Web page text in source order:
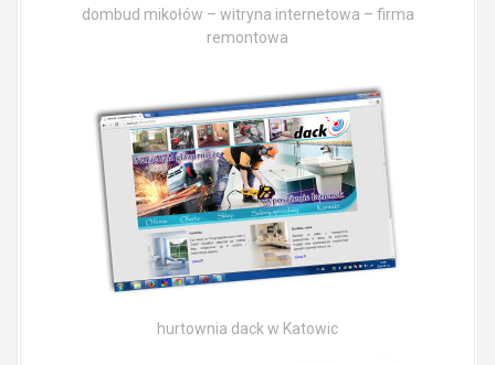
dombud mikołów – witryna internetowa – firma
remontowa
hurtownia dack w Katowic